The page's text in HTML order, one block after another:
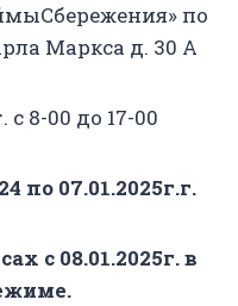
по
Маркса д. 30 А
с 8-00 до 17-00
по 07.01.2025г.г.
с 08.01.2025г. в